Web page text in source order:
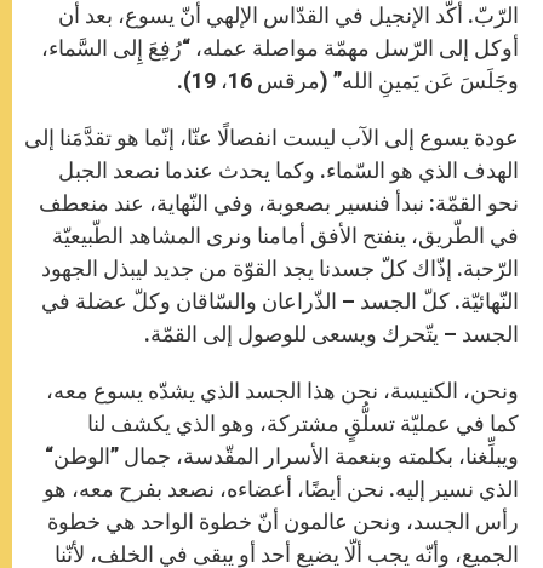
الرّبّ. أكّد الإنجيل في القدّاس الإلهي أنّ يسوع، بعد أن
أوكل إلى الرّسل مهمّة مواصلة عمله، “رُفِعَ إِلى السَّماء،
وجَلَسَ عَن يَمينِ الله” (مرقس 16، 19).
عودة يسوع إلى الآب ليست انفصالًا عنّا، إنّما هو تقدَّمَنا إلى
الهدف الذي هو السّماء. وكما يحدث عندما نصعد الجبل
نحو القمّة: نبدأ فنسير بصعوبة، وفي النّهاية، عند منعطف
في الطّريق، ينفتح الأفق أمامنا ونرى المشاهد الطّبيعيّة
الرّحبة. إذّاك كلّ جسدنا يجد القوّة من جديد ليبذل الجهود
النّهائيّة. كلّ الجسد – الذّراعان والسّاقان وكلّ عضلة في
الجسد – يتّحرك ويسعى للوصول إلى القمّة.
ونحن، الكنيسة، نحن هذا الجسد الذي يشدّه يسوع معه،
كما في عمليّة تسلُّقٍ مشتركة، وهو الذي يكشف لنا
ويبلِّغنا، بكلمته وبنعمة الأسرار المقّدسة، جمال ”الوطن“
الذي نسير إليه. نحن أيضًا، أعضاءه، نصعد بفرح معه، هو
رأس الجسد، ونحن عالمون أنّ خطوة الواحد هي خطوة
الجميع، وأنّه يجب ألّا يضيع أحد أو يبقى في الخلف، لأنّنا